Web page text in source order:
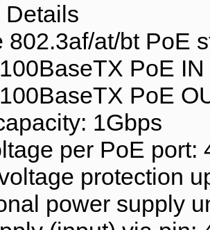
Details
802.3af/at/bt PoE
PoE IN
PoE
1Gbps
per PoE port:
protection
power supply